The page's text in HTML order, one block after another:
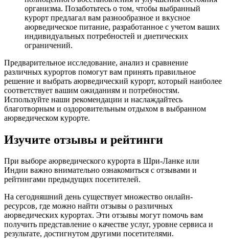
организма. Позаботьтесь о том, чтобы выбранный
курорт предлагал вам разнообразное и вкусное
аюрведическое питание, разработанное с учетом ваших
индивидуальных потребностей и диетических
ограничений.
Предварительное исследование, анализ и сравнение
различных курортов помогут вам принять правильное
решение и выбрать аюрведический курорт, который наиболее
соответствует вашим ожиданиям и потребностям.
Используйте наши рекомендации и наслаждайтесь
благотворным и оздоровительным отдыхом в выбранном
аюрведическом курорте.
Изучите отзывы и рейтинги
При выборе аюрведического курорта в Шри-Ланке или
Индии важно внимательно ознакомиться с отзывами и
рейтингами предыдущих посетителей.
На сегодняшний день существует множество онлайн-
ресурсов, где можно найти отзывы о различных
аюрведических курортах. Эти отзывы могут помочь вам
получить представление о качестве услуг, уровне сервиса и
результате, достигнутом другими посетителями.